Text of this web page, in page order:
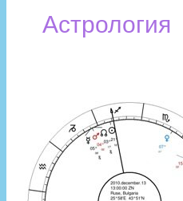
Астрология
изборна
Астрология